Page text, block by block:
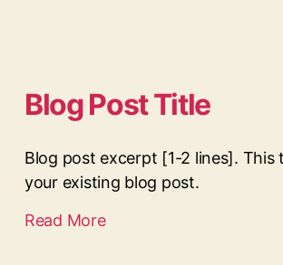
Blog Post Title
Blog post excerpt [1-2 lines].
your existing blog post.
Read More